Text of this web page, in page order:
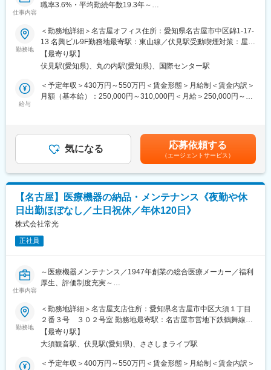
■職務詳細：
・販売代理店との協力／教育
・手術立ち会い／技術サポート
・データ分析に基づく戦略的アプローチ
■組織体制：
配属部門：ニューロバスキュラー
主に動脈瘤の診断、治療、予防を目的とする医療機器や治療器具
以下、社員インタビューです。
https://www.medtronic.com/jp-ja/our-
company/careers/people/stories/nv.html
■研修／フォロー体制：
入社後、約1年をかけて1人前になれる研修・OJT制度を完備。座
学研修と先輩社員との同行で、着実に力をつけることができま
す。戦略的な営業活動を通じて、医師との折衝やデータ分析のス
キルも磨かれます。
変更の範囲：会社の定める業務
仕事内容
職率3.6%・平均勤続年数19.3年～
■業務内容
印刷で培った技術を基盤に、データ処理やシステム開発、RFID な
どの自動認識技術を組み合わせ、印刷物の提供にとどまらずお客
様の業務全体を支援するソリューションを提供している当社。
そんな当社のBPOサービスに関して、市場調査を通じて新たな企
画商材を創出、リリースまでお任せします。社内・社外関係者と
調整し、推進をするハブとなる役割です。
扱う案件の規模は、小規模案件（帳票出力単体の委託）から、大
規模案件（バックオフィス業務や電子帳票業務を含む大規模なフ
ルアウトソーシング案件）まで多岐にわたります。
は大規模案件の企画創出やプロジェクトリーダーとして活躍して
いただくことを期待しています。
■当社の特徴
＜多岐に渡る事業展開で安定性・将来性◎＞
印刷事業者1万社中トップ10の売上規模を誇り、医療機器、IT、自
動車関連、海外事業など多岐に展開。官公庁～大手企業まで広い
顧客と取引しており現在も記録紙シェアトップ級です。
＜常にチャレンジする会社＞
子車検証・リーダーを単独受注。RFID技術の導入やBPO事業の拡
大など、非印刷分野やデジタル商品へシフトしています。
＜働く環境＞
・フレックス積極活用、リモートワーク導入
勤務地
＜勤務地詳細＞名古屋オフィス住所：愛知県名古屋市中区錦1-17-
13 名興ビル9F勤務地最寄駅：東山線／伏見駅受動喫煙対策：屋内
喫煙可能場所あり変更の範囲：会社の定める事業所（リモートワ
ーク含む）
【最寄り駅】
伏見駅(愛知県)、丸の内駅(愛知県)、国際センター駅
給与
＜予定年収＞430万円～550万円＜賃金形態＞月給制＜賃金内訳＞
月額（基本給）：250,000円～310,000円＜月給＞250,000円～
ります。月給(月額)は固定手当を含めた表記です。
気になる 応募依頼する
（エージェントサービス）
【名古屋】医療機器の納品・メンテナンス《夜勤や休
日出勤ほぼなし／土日祝休／年休120日》
株式会社常光
正社員
仕事内容
～医療機器メンテナンス／1947年創業の総合医療メーカー／福利
厚生、評価制度充実～
【概要】
東海エリアの病院や検査センターに訪問し、医療機器（分析機
器・診断機器）のメンテナンスを担当いただきます。 直行直帰可
能で、入社半年前後の独り立ちを目安に社有車貸与となります。
自宅周辺に社有車専用駐車場を借りてもらいます。（契約は会社
にて）
勤務地
＜勤務地詳細＞名古屋支店住所：愛知県名古屋市中区大須１丁目
２番３号 ３０２号室 勤務地最寄駅：名古屋市営地下鉄鶴舞線／
大須観音駅受動喫煙対策：屋内全面禁煙変更の範囲：会社の定め
る事業所
【最寄り駅】
大須観音駅、伏見駅(愛知県)、ささしまライブ駅
＜予定年収＞400万円～550万円＜賃金形態＞月給制＜賃金内訳＞